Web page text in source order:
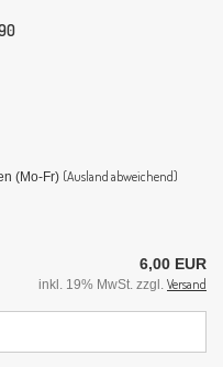
(Mo-Fr) (Ausland abweichend)
6,00 EUR
inkl. 19% MwSt. zzgl. Versand